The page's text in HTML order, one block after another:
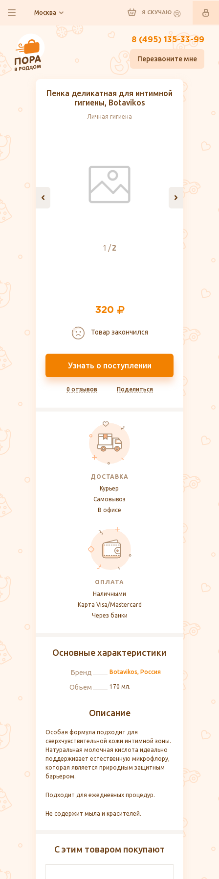
Москва Я СКУЧАЮ
8 (495) 135-33-99
Перезвоните мне
Пенка деликатная для интимной
гигиены, Botavikos
Личная гигиена
1 2
320
Товар закончился
Узнать о поступлении
0 отзывов Поделиться
ДОСТАВКА
Курьер
Самовывоз
В офисе
ОПЛАТА
Наличными
Карта Visa/Mastercard
Через банки
Описание
Особая формула подходит для
сверхчувствительной кожи интимной зоны.
Натуральная молочная кислота идеально
поддерживает естественную микрофлору,
которая является природным защитным
барьером.
Подходит для ежедневных процедур.
Не содержит мыла и красителей.
Основные характеристики
Бренд Botavikos, Россия
Объем 170 мл.
С этим товаром покупают